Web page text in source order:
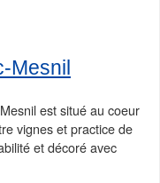
Mesnil
est situé au coeur
vignes et practice de
et décoré avec